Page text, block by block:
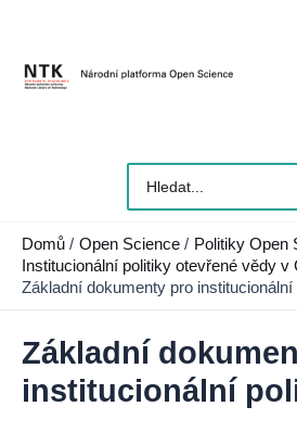
obsah
pro:
Domů Open Science
Politiky Open
Institucionální politiky otevřené vědy v
Základní dokumenty pro institucionální
Základní
institucionální